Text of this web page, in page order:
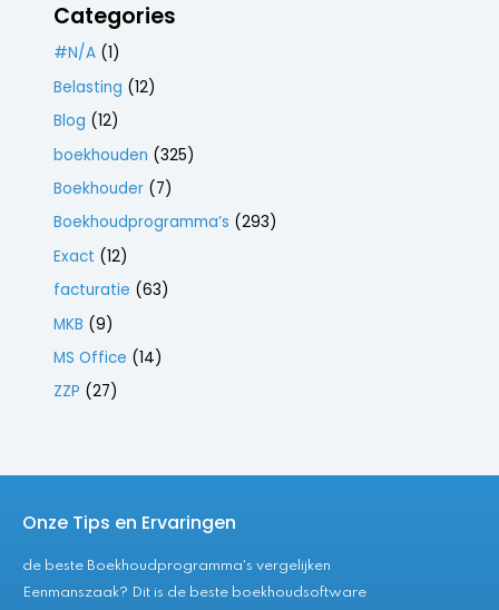
Categories
#N/A (1)
Belasting (12)
Blog (12)
boekhouden (325)
Boekhouder (7)
Boekhoudprogramma’s (293)
Exact (12)
facturatie (63)
MKB (9)
MS Office (14)
ZZP (27)
Onze Tips en Ervaringen
de beste Boekhoudprogramma's vergelijken
Eenmanszaak? Dit is de beste boekhoudsoftware